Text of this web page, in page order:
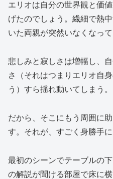
エリオは自分の世界観と価
げたのでしょう。繊細で熱
いた両親が突然いなくなって
悲しみと寂しさは増幅し、
さ（それはつまりエリオ自
う）すら揺れ動いてしまう。
だから、そこにもう周囲に
す。それが、すごく身勝手
最初のシーンでテーブルの
の解説が聞ける部屋で床に横